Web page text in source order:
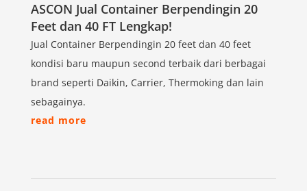
ASCON Jual Container Berpendingin 20
Feet dan 40 FT Lengkap!
Jual Container Berpendingin 20 feet dan 40 feet
kondisi baru maupun second terbaik dari berbagai
brand seperti Daikin, Carrier, Thermoking dan lain
sebagainya.
read more